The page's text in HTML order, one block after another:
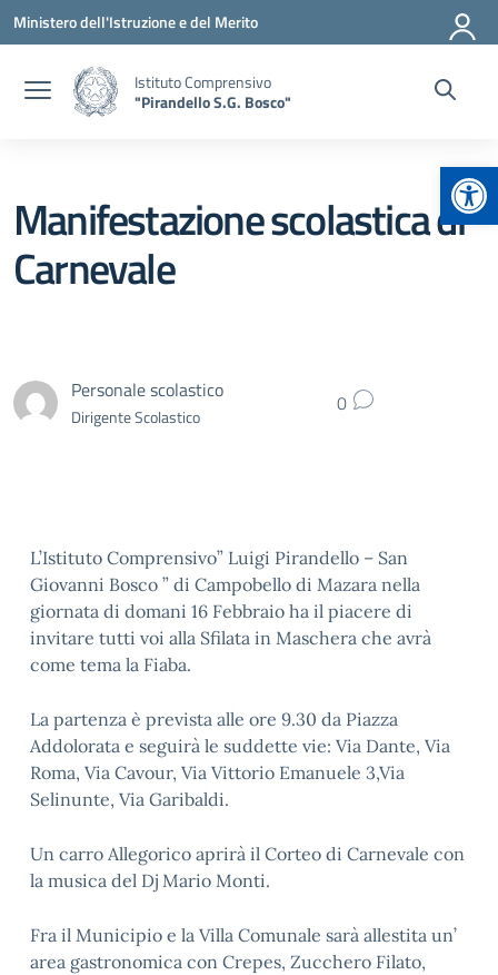
Vai ai contenuti
Vai al menu di navigazione
Vai al footer
Ministero dell'Istruzione e del Merito
Istituto Comprensivo
"Pirandello S.G. Bosco"
Manifestazione scolastica di
Carnevale
Personale scolastico
Dirigente Scolastico 0
L’Istituto Comprensivo” Luigi Pirandello – San
Giovanni Bosco ” di Campobello di Mazara nella
giornata di domani 16 Febbraio ha il piacere di
invitare tutti voi alla Sfilata in Maschera che avrà
come tema la Fiaba.
La partenza è prevista alle ore 9.30 da Piazza
Addolorata e seguirà le suddette vie: Via Dante, Via
Roma, Via Cavour, Via Vittorio Emanuele 3,Via
Selinunte, Via Garibaldi.
Un carro Allegorico aprirà il Corteo di Carnevale con
la musica del Dj Mario Monti.
Fra il Municipio e la Villa Comunale sarà allestita un’
area gastronomica con Crepes, Zucchero Filato,